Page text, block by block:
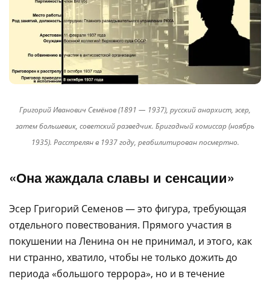
Григорий Иванович Семёнов (1891 — 1937), русский анархист, эсер,
затем большевик, советский разведчик. Бригадный комиссар (ноябрь
1935). Расстрелян в 1937 году, реабилитирован посмертно.
«Она жаждала славы и сенсации»
Эсер Григорий Семенов — это фигура, требующая
отдельного повествования. Прямого участия в
покушении на Ленина он не принимал, и этого, как
ни странно, хватило, чтобы не только дожить до
периода «большого террора», но и в течение